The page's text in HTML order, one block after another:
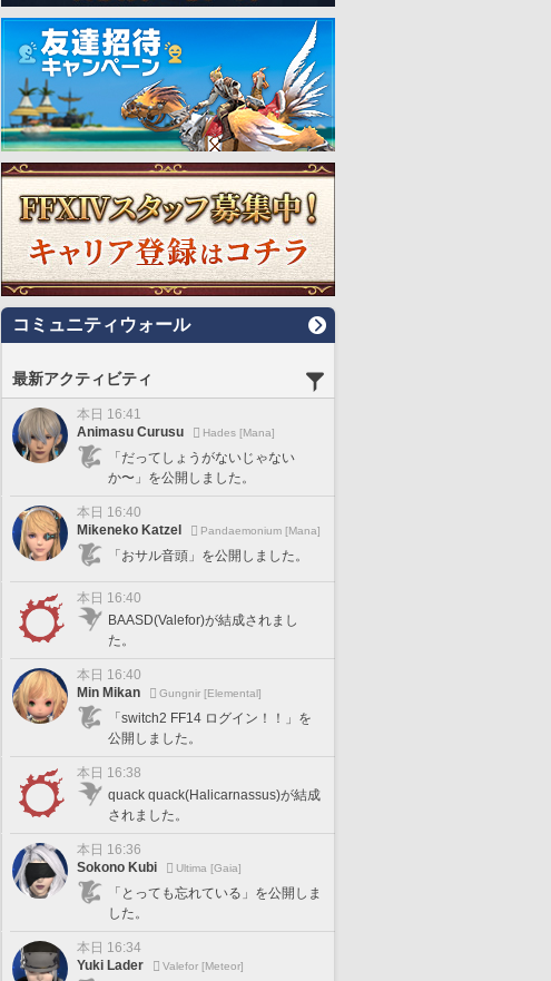
コミュニティウォール
最新アクティビティ
本日 16:41
Animasu Curusu
Hades [Mana]
「だってしょうがないじゃない
か〜」を公開しました。
本日 16:40
Mikeneko Katzel
Pandaemonium [Mana]
「おサル音頭」を公開しました。
本日 16:40
BAASD(Valefor)が結成されまし
た。
本日 16:40
Min Mikan
Gungnir [Elemental]
「switch2 FF14 ログイン！！」を
公開しました。
本日 16:38
quack quack(Halicarnassus)が結成
されました。
本日 16:36
Sokono Kubi
Ultima [Gaia]
「とっても忘れている」を公開しま
した。
本日 16:34
Yuki Lader
Valefor [Meteor]